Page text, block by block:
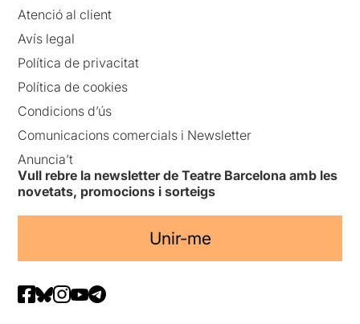
Atenció al client
Avís legal
Política de privacitat
Política de cookies
Condicions d’ús
Comunicacions comercials i Newsletter
Anuncia’t
Vull rebre la newsletter de Teatre Barcelona amb les
novetats, promocions i sorteigs
Unir-me